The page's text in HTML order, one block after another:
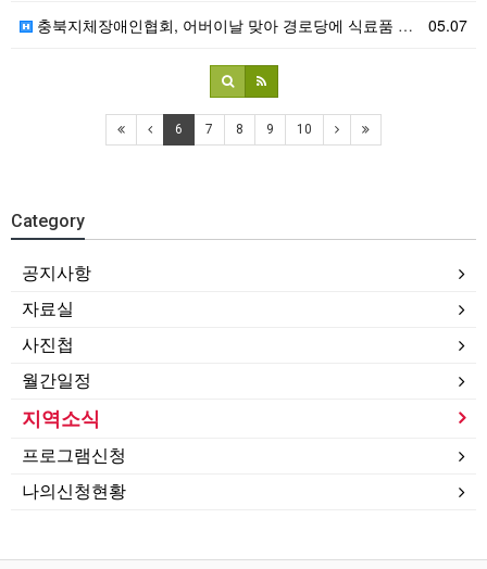
05.07
충북지체장애인협회, 어버이날 맞아 경로당에 식료품 기탁
6 7 8 9 10
Category
공지사항
자료실
사진첩
월간일정
지역소식
프로그램신청
나의신청현황